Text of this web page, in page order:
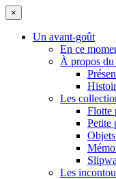
×
Un avant-goût
En ce
À propos du
Les
Flotte
Petite
Les